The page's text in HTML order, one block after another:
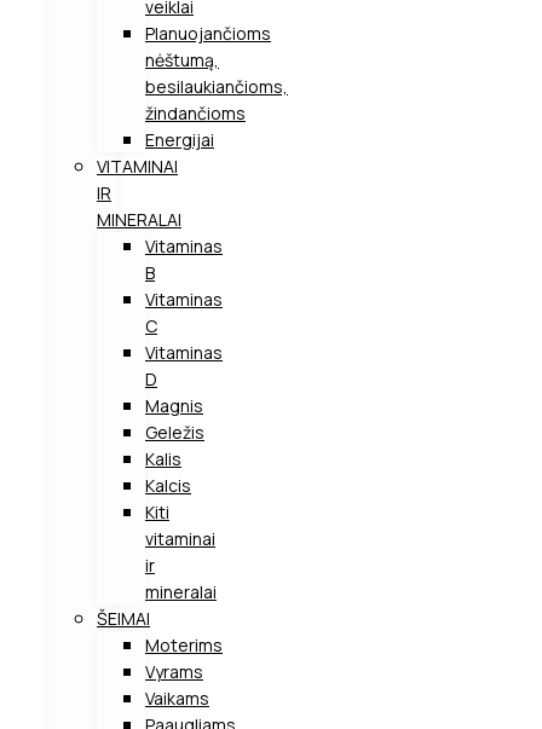
veiklai
Planuojančioms
nėštumą,
besilaukiančioms,
žindančioms
Energijai
VITAMINAI
IR
MINERALAI
Vitaminas
B
Vitaminas
C
Vitaminas
D
Magnis
Geležis
Kalis
Kalcis
Kiti
vitaminai
ir
mineralai
ŠEIMAI
Moterims
Vyrams
Vaikams